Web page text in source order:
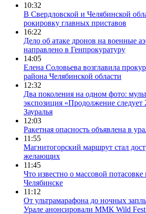
10:32
В Свердловской и Челябинской
рокировку главных приставов
16:22
Дело об атаке дронов на военные
направлено в Генпрокуратуру
14:05
Елена Соловьева возглавила
района Челябинской области
12:32
Два поколения на одном фото:
экспозиция «Продолжение следует
Зауралья
12:03
Ракетная опасность объявлена в
11:55
Магнитогорский маршрут стал
желающих
11:45
Что известно о массовой потасовке
Челябинске
11:12
От ультрамарафона до ночных
Урале анонсировали ММК Wild